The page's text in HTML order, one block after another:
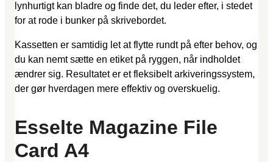
lynhurtigt kan bladre og finde det, du leder efter, i stedet
for at rode i bunker på skrivebordet.
Kassetten er samtidig let at flytte rundt på efter behov, og
du kan nemt sætte en etiket på ryggen, når indholdet
ændrer sig. Resultatet er et fleksibelt arkiveringssystem,
der gør hverdagen mere effektiv og overskuelig.
Esselte Magazine File
Card A4